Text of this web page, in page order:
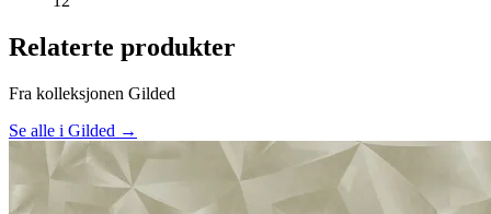
Relaterte produkter
Fra kolleksjonen Gilded
Se alle i Gilded →